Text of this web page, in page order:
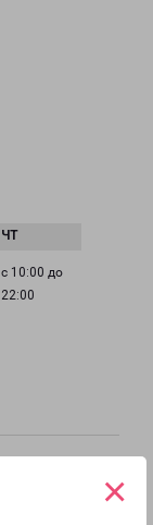
×
с 10:00 до
22:00